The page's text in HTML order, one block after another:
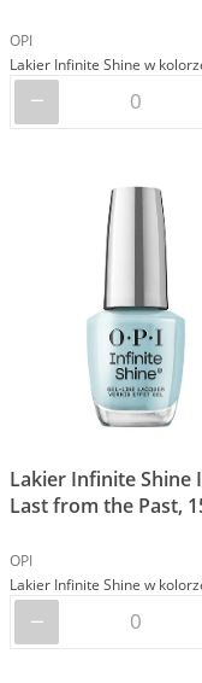
OPI
Lakier Infinite Shine
Last from the Past,
OPI